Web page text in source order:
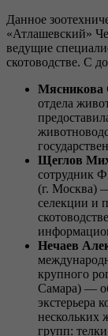
Данное
«Атлашевский»
ведущие
скотоводстве. С
Мясникова
отдела
Щеглов
сотрудник
(г. Москва)
селекции и
Нечаев
крупного
Самара) —
экстерьера
нескольких
групп: